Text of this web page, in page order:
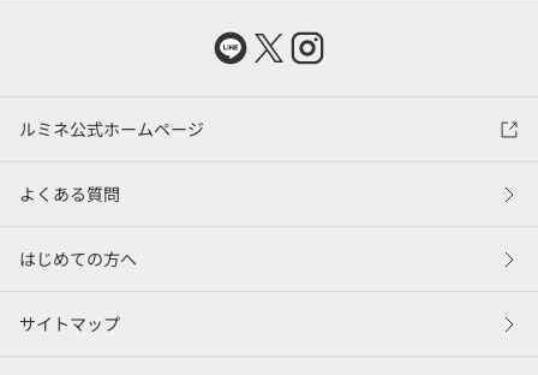
ルミネ公式ホームページ
よくある質問
はじめての方へ
サイトマップ